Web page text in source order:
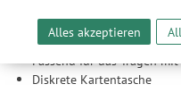
Werbeanzeigen für Sie
unserer Website
werden Ihre Daten auch
weitergegeben. Die
Alles akzeptieren
Schnell trocknendes
Passend für das Tragen
Diskrete Kartentasche